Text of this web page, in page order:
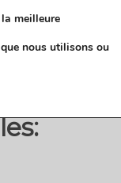
meilleure
nous utilisons ou